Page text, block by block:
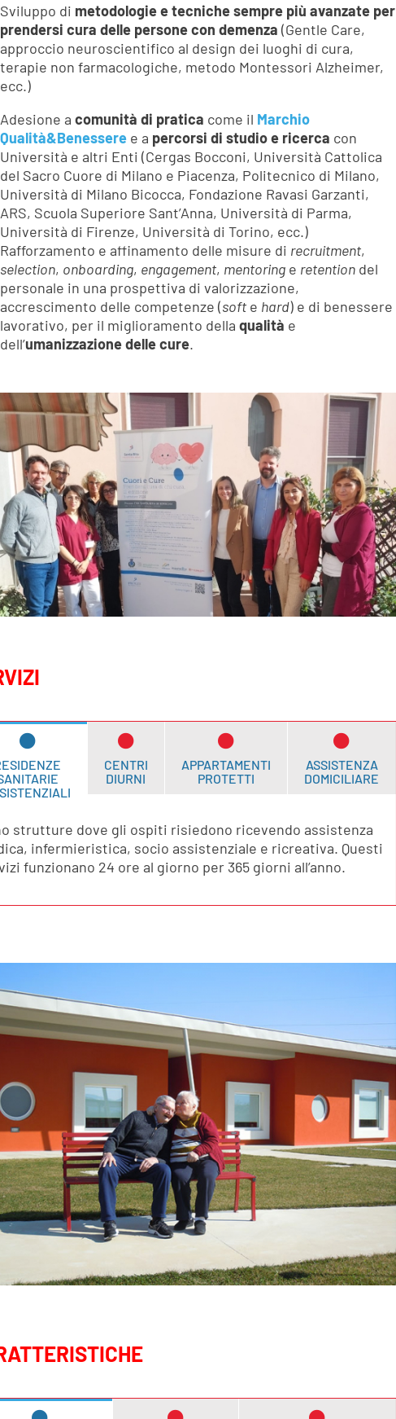
Sviluppo di metodologie e tecniche sempre più avanzate per
prendersi cura delle persone con demenza (Gentle Care,
approccio neuroscientifico al design dei luoghi di cura,
terapie non farmacologiche, metodo Montessori Alzheimer,
ecc.)
Adesione a comunità di pratica come il Marchio
Qualità&Benesseree a percorsi di studio e ricerca con
Università e altri Enti (Cergas Bocconi, Università Cattolica
del Sacro Cuore di Milano e Piacenza, Politecnico di Milano,
Università di Milano Bicocca, Fondazione Ravasi Garzanti,
ARS, Scuola Superiore Sant’Anna, Università di Parma,
Università di Firenze, Università di Torino, ecc.)
Rafforzamento e affinamento delle misure di recruitment,
selection, onboarding, engagement, mentoringe retentiondel
personale in una prospettiva di valorizzazione,
accrescimento delle competenze (softe hard) e di benessere
lavorativo, per il miglioramento della qualità e
dell’umanizzazione delle cure.
CENTRI
DIURNI
APPARTAMENTI
PROTETTI
ASSISTENZA
DOMICILIARE
strutture dove gli ospiti risiedono ricevendo assistenza
infermieristica, socio assistenziale e ricreativa. Questi
funzionano 24 ore al giorno per 365 giorni all’anno.